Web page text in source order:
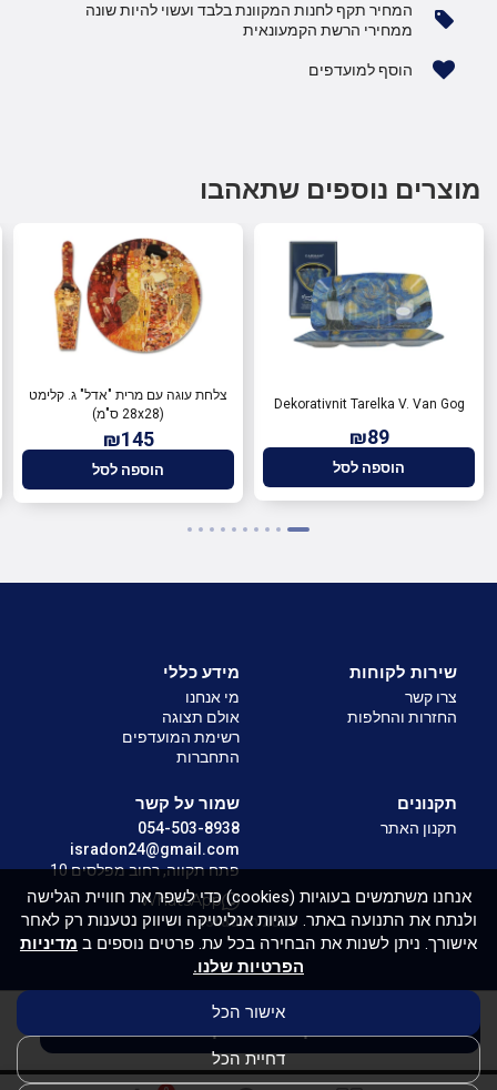
המחיר תקף לחנות המקוונת בלבד ועשוי להיות שונה
ממחירי הרשת הקמעונאית
הוסף למועדפים
מוצרים נוספים שתאהבו
Dekorativnit Tarelka V. Van Gog
₪89
הוספה לסל
צלחת עוגה עם מרית "אדל" ג. קלימט
(28x28 ס"מ)
₪145
הוספה לסל
שירות לקוחות
צרו קשר
החזרות והחלפות
מידע כללי
מי אנחנו
אולם תצוגה
רשימת המועדפים
התחברות
תקנונים
תקנון האתר
שמור על קשר
054-503-8938
isradon24@gmail.com
פתח תקווה, רחוב מפלסים 10
WhatsApp
Isradon 2026
אנחנו משתמשים בעוגיות (cookies) כדי לשפר את חוויית הגלישה
ולנתח את התנועה באתר. עוגיות אנליטיקה ושיווק נטענות רק לאחר
אישורך. ניתן לשנות את הבחירה בכל עת. פרטים נוספים ב מדיניות
הפרטיות שלנו.
אישור הכל
דחיית הכל